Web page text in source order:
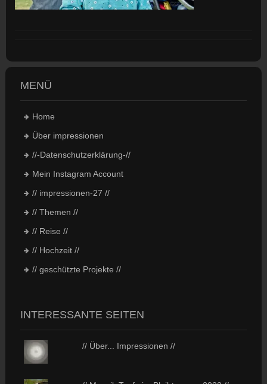
MENÜ
Home
Über impressionen
//-Datenschutzerklärung-//
Mein Instagram Account
// impressionen-27 //
// Themen //
// Reise //
// Hochzeit //
// geschützte Projekte //
INTERESSANTE SEITEN
// Über... Impressionen //